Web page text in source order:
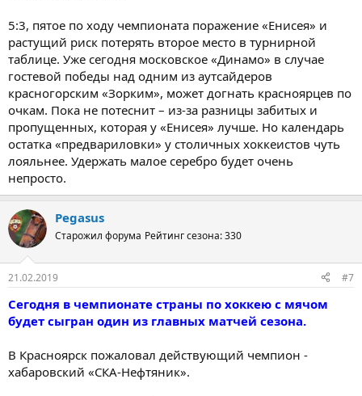
5:3, пятое по ходу чемпионата поражение «Енисея» и
растущий риск потерять второе место в турнирной
таблице. Уже сегодня московское «Динамо» в случае
гостевой победы над одним из аутсайдеров
красногорским «Зорким», может догнать красноярцев по
очкам. Пока не потеснит – из-за разницы забитых и
пропущенных, которая у «Енисея» лучше. Но календарь
остатка «предвариловки» у столичных хоккеистов чуть
лояльнее. Удержать малое серебро будет очень
непросто.
Pegasus
Старожил форума Рейтинг сезона: 330
21.02.2019 #7
Сегодня в чемпионате страны по хоккею с мячом
будет сыгран один из главных матчей сезона.
В Красноярск пожаловал действующий чемпион -
хабаровский «СКА-Нефтяник».